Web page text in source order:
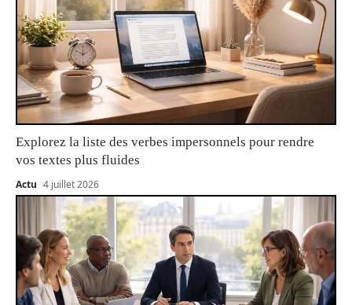
Explorez la liste des verbes impersonnels pour rendre
vos textes plus fluides
Actu 4 juillet 2026